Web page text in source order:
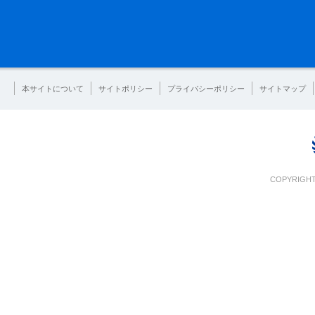
本サイトについて サイトポリシー プライバシーポリシー サイトマップ